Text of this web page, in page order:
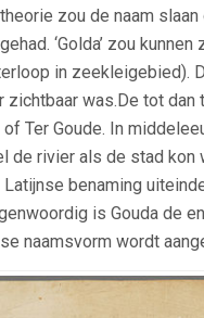
zou de naam
‘Golda’ zou
in zeekleigebied).
was.De tot dan
Ter Goude. In
de rivier als de stad
benaming
is Gouda de
naamsvorm wordt